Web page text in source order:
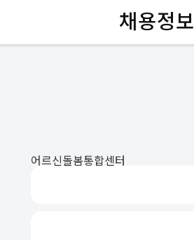
채용정보
어르신돌봄통합센터